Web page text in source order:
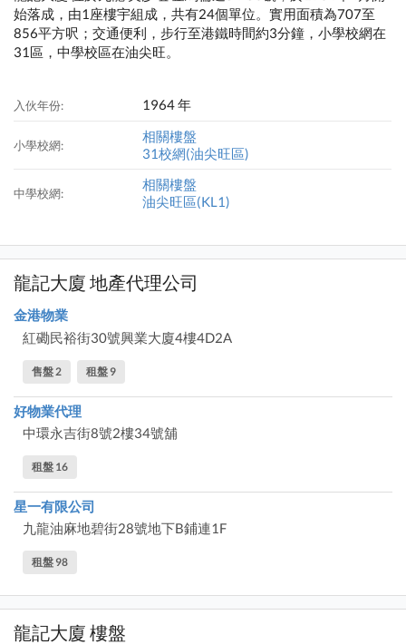
始落成，由1座樓宇組成，共有24個單位。實用面積為707至
856平方呎；交通便利，步行至港鐵時間約3分鐘，小學校網在
31區，中學校區在油尖旺。
入伙年份: 1964 年
小學校網:
相關樓盤
31校網(油尖旺區)
中學校網:
相關樓盤
油尖旺區(KL1)
龍記大廈 地產代理公司
金港物業
紅磡民裕街30號興業大廈4樓4D2A
售盤 2 租盤 9
好物業代理
中環永吉街8號2樓34號舖
租盤 16
星一有限公司
九龍油麻地碧街28號地下B鋪連1F
租盤 98
龍記大廈 樓盤